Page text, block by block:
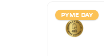
PYME DAY